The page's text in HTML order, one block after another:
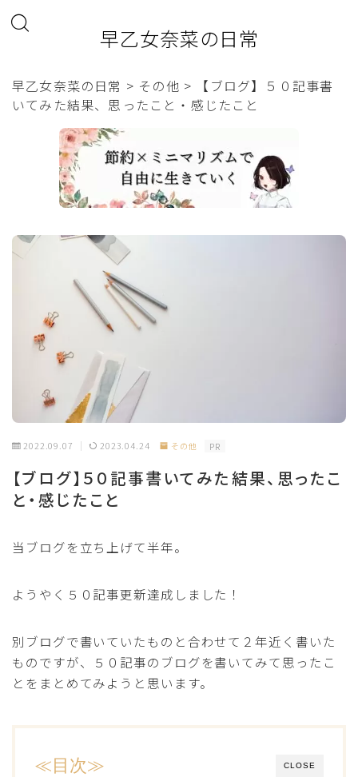
早乙女奈菜の日常
早乙女奈菜の日常 > その他 >
【ブログ】５０記事書
いてみた結果、思ったこと・感じたこと
2022.09.07 2023.04.24 その他 PR
【ブログ】５０記事書いてみた結果、思ったこ
と・感じたこと
当ブログを立ち上げて半年。
ようやく５０記事更新達成しました！
別ブログで書いていたものと合わせて２年近く書いた
ものですが、５０記事のブログを書いてみて思ったこ
とをまとめてみようと思います。
CLOSE
≪目次≫